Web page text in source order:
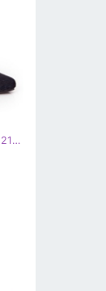
Bailarinas com salto prateado Vinceza 21-10601 preto multicolorido